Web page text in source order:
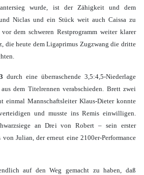
wurde, ist der Zähigkeit und dem
Niclas und ein Stück weit auch Caissa zu
dem schweren Restprogramm weiter klarer
die heute dem Ligaprimus Zugzwang die dritte
durch eine überraschende 3,5:4,5-Niederlage
dem Titelrennen verabschieden. Brett zwei
einmal Mannschaftsleiter Klaus-Dieter konnte
und musste ins Remis einwilligen.
an Drei von Robert – sein erster
Julian, der erneut eine 2100er-Performance
auf den Weg gemacht zu haben, daß